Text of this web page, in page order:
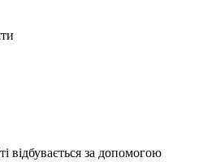
відбувається за допомогою